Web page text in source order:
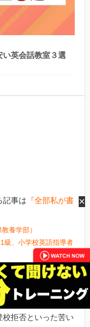
英会話教室３選
記事は 『全部私が書
養学部）
級、小学校英語指導者
ログラム・スペシャ
Business」特別講師
拒否といった苦い
×